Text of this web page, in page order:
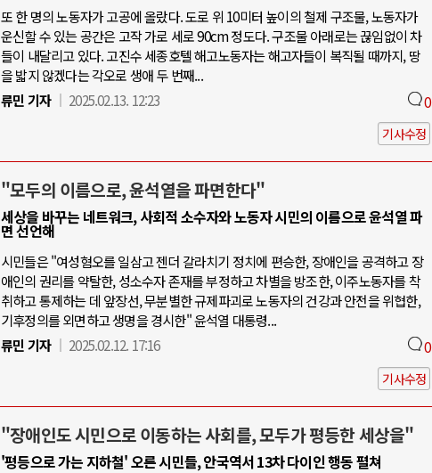
또 한 명의 노동자가 고공에 올랐다. 도로 위 10미터 높이의 철제 구조물, 노동자가
운신할 수 있는 공간은 고작 가로 세로 90cm 정도다. 구조물 아래로는 끊임없이 차
들이 내달리고 있다. 고진수 세종호텔 해고노동자는 해고자들이 복직될 때까지, 땅
을 밟지 않겠다는 각오로 생애 두 번째...
류민 기자
2025.02.13. 12:23 0
기사수정
"모두의 이름으로, 윤석열을 파면한다"
세상을 바꾸는 네트워크, 사회적 소수자와 노동자 시민의 이름으로 윤석열 파
면 선언해
시민들은 "여성혐오를 일삼고 젠더 갈라치기 정치에 편승한, 장애인을 공격하고 장
애인의 권리를 약탈한, 성소수자 존재를 부정하고 차별을 방조한, 이주노동자를 착
취하고 통제하는 데 앞장선, 무분별한 규제파괴로 노동자의 건강과 안전을 위협한,
기후정의를 외면하고 생명을 경시한" 윤석열 대통령...
류민 기자
2025.02.12. 17:16 0
기사수정
"장애인도 시민으로 이동하는 사회를, 모두가 평등한 세상을"
'평등으로 가는 지하철' 오른 시민들, 안국역서 13차 다이인 행동 펼쳐